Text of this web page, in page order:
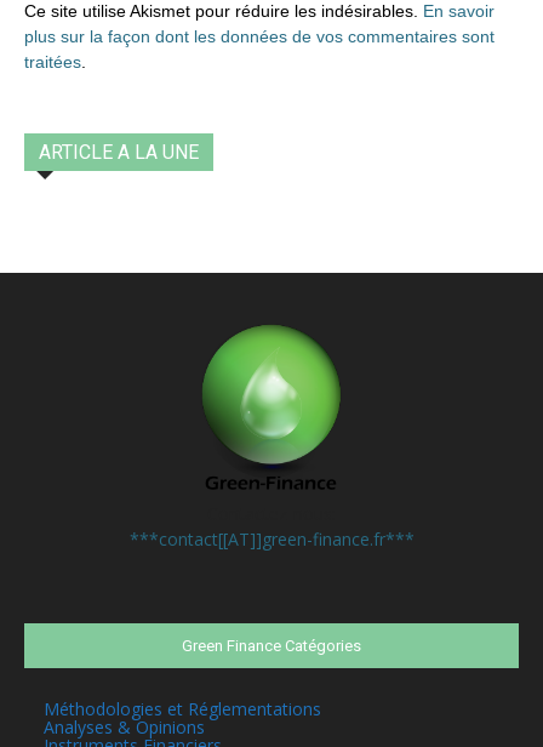
Ce site utilise Akismet pour réduire les indésirables. En savoir
plus sur la façon dont les données de vos commentaires sont
traitées
ARTICLE A LA UNE
***contact[[AT]]green-finance.fr***
Green Finance Catégories
Méthodologies et Réglementations
Analyses & Opinions